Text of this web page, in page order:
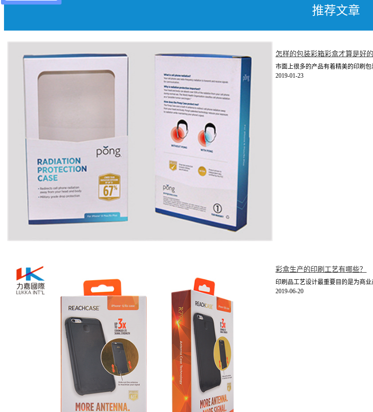
推荐文章
怎样的包装彩箱彩盒才算是好的
市面上很多的产品有着精美的印刷
2019-01-23
彩盒生产的印刷工艺有哪些？
印刷品工艺设计最重要目的是为商
2019-06-20